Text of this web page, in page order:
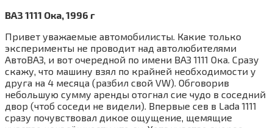
ВАЗ 1111 Ока, 1996 г
Привет уважаемые автомобилисты. Какие только
эксперименты не проводит над автолюбителями
АвтоВАЗ, и вот очередной по имени ВАЗ 1111 Ока. Сразу
скажу, что машину взял по крайней необходимости у
друга на 4 месяца (разбил свой VW). Обговорив
небольшую сумму аренды отогнал сие чудо в соседний
двор (чтоб соседи не видели). Впервые сев в Lada 1111
сразу почувствовал дикое ощущение, щемящие